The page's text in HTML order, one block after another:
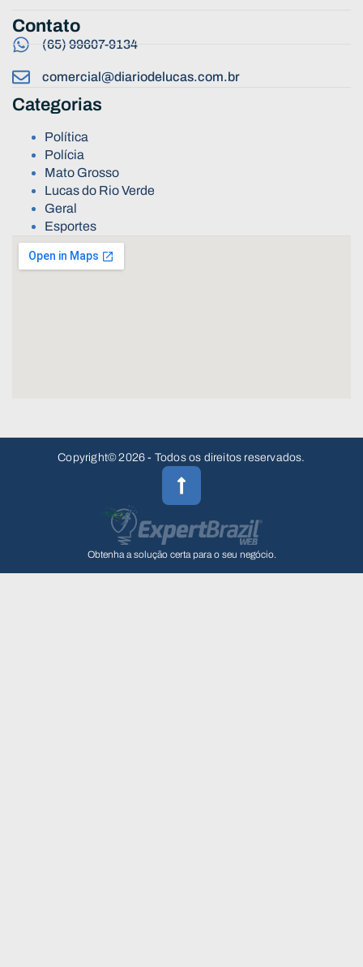
Contato
(65) 99607-9134
comercial@diariodelucas.com.br
Categorias
Política
Polícia
Mato Grosso
Lucas do Rio Verde
Geral
Esportes
Copyright© 2026 - Todos os direitos reservados.
Obtenha a solução certa para o seu negócio.